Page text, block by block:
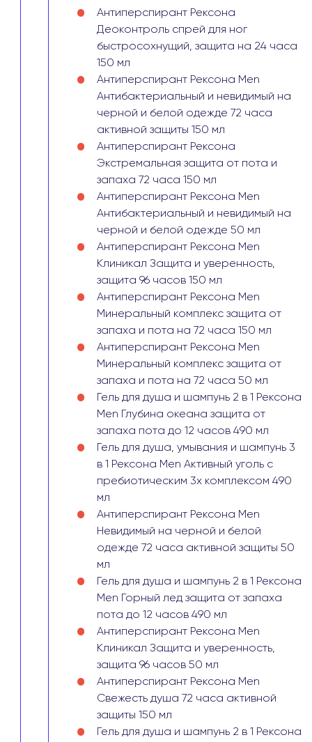
Антиперспирант Рексона
Деоконтроль спрей для ног
быстросохнущий, защита на 24 часа
150 мл
Антиперспирант Рексона Men
Антибактериальный и невидимый на
черной и белой одежде 72 часа
активной защиты 150 мл
Антиперспирант Рексона
Экстремальная защита от пота и
запаха 72 часа 150 мл
Антиперспирант Рексона Men
Антибактериальный и невидимый на
черной и белой одежде 50 мл
Антиперспирант Рексона Men
Клиникал Защита и уверенность,
защита 96 часов 150 мл
Антиперспирант Рексона Men
Минеральный комплекс защита от
запаха и пота на 72 часа 150 мл
Антиперспирант Рексона Men
Минеральный комплекс защита от
запаха и пота на 72 часа 50 мл
Гель для душа и шампунь 2 в 1 Рексона
Men Глубина океана защита от
запаха пота до 12 часов 490 мл
Гель для душа, умывания и шампунь 3
в 1 Рексона Men Активный уголь с
пребиотическим 3х комплексом 490
мл
Антиперспирант Рексона Men
Невидимый на черной и белой
одежде 72 часа активной защиты 50
мл
Гель для душа и шампунь 2 в 1 Рексона
Men Горный лед защита от запаха
пота до 12 часов 490 мл
Антиперспирант Рексона Men
Клиникал Защита и уверенность,
защита 96 часов 50 мл
Антиперспирант Рексона Men
Свежесть душа 72 часа активной
защиты 150 мл
Гель для душа и шампунь 2 в 1 Рексона